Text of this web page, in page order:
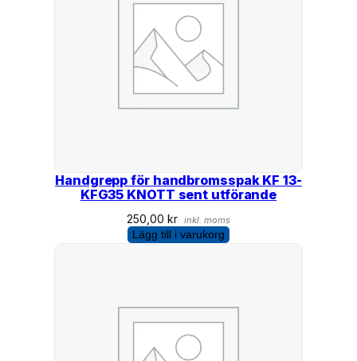
Handgrepp för handbromsspak KF 13-
KFG35 KNOTT sent utförande
250,00 kr inkl. moms
Lägg till i varukorg